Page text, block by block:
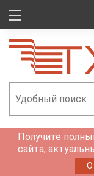
Получите
сайта,